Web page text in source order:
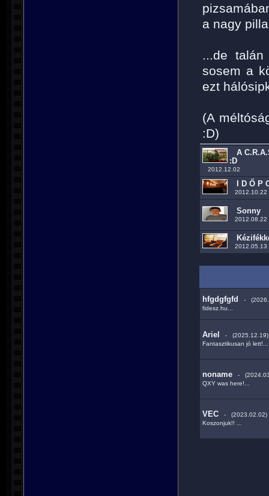
a nagy
...de
sosem a
ezt
(A
:D)
A
:D
2012.12.02
I D Ő P
2012.10.22
Sonny
2012.08.22
2012.05.13
hfgdgfgfd
-
fidesz.hu...
Ariel
- (2025.12.19)
Fantasztikusan jó lett!...
noname -
QXY was here!...
VEC - (2023.02.02)
Koszonjuk!! ...